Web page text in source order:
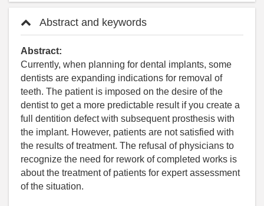
Abstract and keywords
Abstract:
Currently, when planning for dental implants, some
dentists are expanding indications for removal of
teeth. The patient is imposed on the desire of the
dentist to get a more predictable result if you create a
full dentition defect with subsequent prosthesis with
the implant. However, patients are not satisfied with
the results of treatment. The refusal of physicians to
recognize the need for rework of completed works is
about the treatment of patients for expert assessment
of the situation.